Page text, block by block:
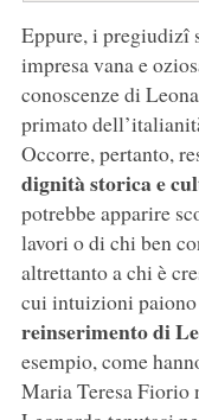
Eppure, i pregiudizî
impresa vana e
conoscenze di
primato
Occorre, pertanto,
dignità storica e
potrebbe apparire
lavori o di chi ben
altrettanto a chi è
cui intuizioni
reinserimento di
esempio, come
Maria Teresa Fiorio